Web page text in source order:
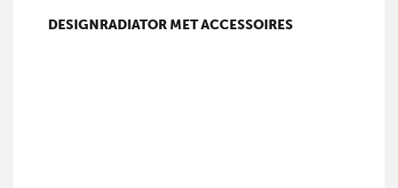
DESIGNRADIATOR MET ACCESSOIRES